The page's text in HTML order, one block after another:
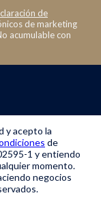
de
de marketing
acumulable con
y acepto la
de
1 y entiendo
momento.
negocios